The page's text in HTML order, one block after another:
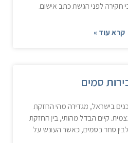
חקירה לפני הגשת כתב אישום.
קרא עוד »
סמים
בישראל, מגדירה מהי החזקת
קיים הבדל מהותי, בין החזקת
סחר בסמים, כאשר העונש על